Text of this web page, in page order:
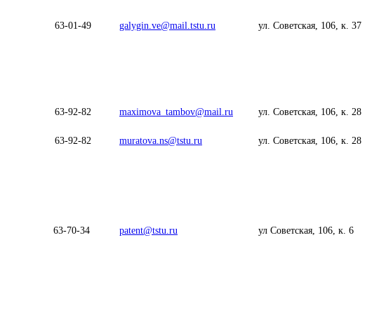
63-01-49 galygin.ve@mail.tstu.ru ул. Советская, 106, к. 37
63-92-82 maximova_tambov@mail.ru ул. Советская, 106, к. 28
63-92-82 muratova.ns@tstu.ru ул. Советская, 106, к. 28
63-70-34 patent@tstu.ru ул Советская, 106, к. 6